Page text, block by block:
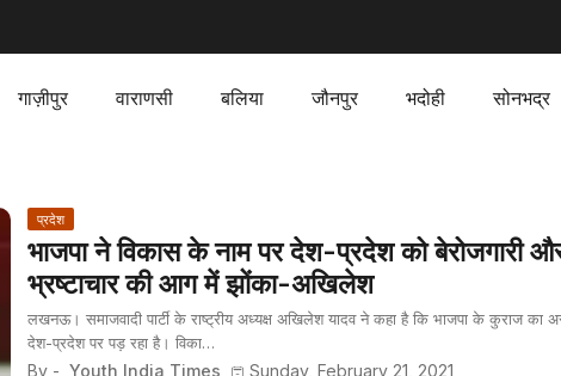
गाज़ीपुर वाराणसी बलिया जौनपुर भदोही सोनभद्र
प्रदेश
भाजपा ने विकास के नाम पर देश-प्रदेश को बेरोजगारी
भ्रष्टाचार की आग में झोंका-अखिलेश
लखनऊ। समाजवादी पार्टी के राष्ट्रीय अध्यक्ष अखिलेश यादव ने कहा है कि भाजपा के कुराज का
देश-प्रदेश पर पड़ रहा है। विका…
By - Youth India Times Sunday, February 21, 2021